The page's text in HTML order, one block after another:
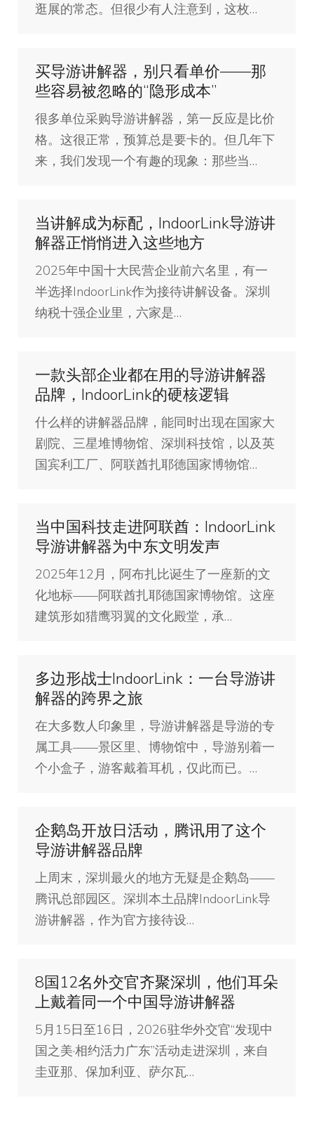
逛展的常态。但很少有人注意到，这枚…
买导游讲解器，别只看单价——那
些容易被忽略的“隐形成本”
很多单位采购导游讲解器，第一反应是比价
格。这很正常，预算总是要卡的。但几年下
来，我们发现一个有趣的现象：那些当…
当讲解成为标配，IndoorLink导游讲
解器正悄悄进入这些地方
2025年中国十大民营企业前六名里，有一
半选择IndoorLink作为接待讲解设备。深圳
纳税十强企业里，六家是…
一款头部企业都在用的导游讲解器
品牌，IndoorLink的硬核逻辑
什么样的讲解器品牌，能同时出现在国家大
剧院、三星堆博物馆、深圳科技馆，以及英
国宾利工厂、阿联酋扎耶德国家博物馆…
当中国科技走进阿联酋：IndoorLink
导游讲解器为中东文明发声
2025年12月，阿布扎比诞生了一座新的文
化地标——阿联酋扎耶德国家博物馆。这座
建筑形如猎鹰羽翼的文化殿堂，承…
多边形战士IndoorLink：一台导游讲
解器的跨界之旅
在大多数人印象里，导游讲解器是导游的专
属工具——景区里、博物馆中，导游别着一
个小盒子，游客戴着耳机，仅此而已。…
企鹅岛开放日活动，腾讯用了这个
导游讲解器品牌
上周末，深圳最火的地方无疑是企鹅岛——
腾讯总部园区。深圳本土品牌IndoorLink导
游讲解器，作为官方接待设…
8国12名外交官齐聚深圳，他们耳朵
上戴着同一个中国导游讲解器
5月15日至16日，2026驻华外交官“发现中
国之美·相约活力广东”活动走进深圳，来自
圭亚那、保加利亚、萨尔瓦…